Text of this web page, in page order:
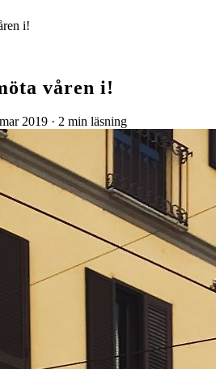
i!
våren i!
2019 · 2 min läsning